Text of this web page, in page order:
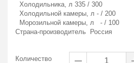
Холодильника, л 335 / 300
Холодильной камеры, л - / 200
Морозильной камеры, л
- / 100
Страна-производитель Россия
Количество